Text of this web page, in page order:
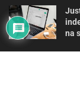
na